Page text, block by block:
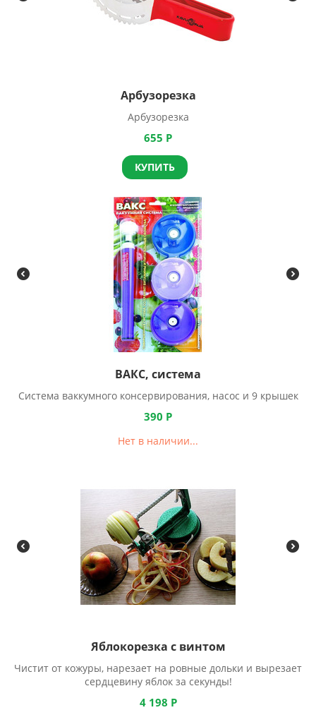
Арбузорезка
Арбузорезка
655 Р
КУПИТЬ
ВАКС, система
Система ваккумного консервирования, насос и 9 крышек
390 Р
Нет в наличии...
Яблокорезка с винтом
Чистит от кожуры, нарезает на ровные дольки и вырезает
сердцевину яблок за секунды!
4 198 Р